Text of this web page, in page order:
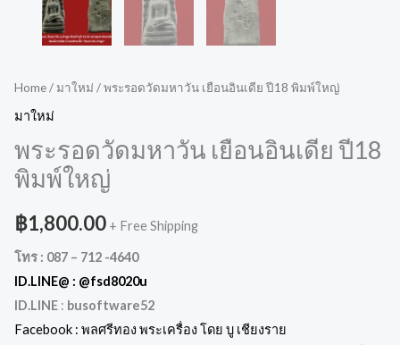
Home/ มาใหม่ / พระรอดวัดมหาวัน เยือนอินเดีย ปี18 พิมพ์ใหญ่
มาใหม่
พระรอดวัดมหาวัน เยือนอินเดีย ปี18
พิมพ์ใหญ่
฿1,800.00 + Free Shipping
โทร : 087 – 712 -4640
ID.LINE@ : @fsd8020u
ID.LINE : busoftware52
Facebook : พลศรีทอง พระเครื่อง โดย บู เชียงราย